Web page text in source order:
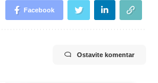
Facebook
Ostavite komentar